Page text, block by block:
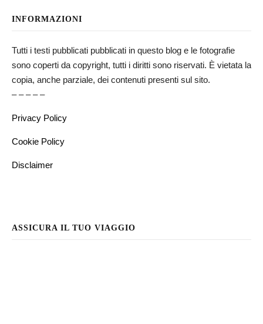
INFORMAZIONI
Tutti i testi pubblicati pubblicati in questo blog e le fotografie
sono coperti da copyright, tutti i diritti sono riservati. È vietata la
copia, anche parziale, dei contenuti presenti sul sito.
– – – – –
Privacy Policy
Cookie Policy
Disclaimer
ASSICURA IL TUO VIAGGIO